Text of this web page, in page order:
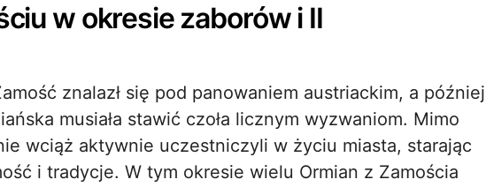
w okresie zaborów i II
znalazł się pod panowaniem austriackim, a później
musiała stawić czoła licznym wyzwaniom. Mimo
wciąż aktywnie uczestniczyli w życiu miasta, starając
i tradycje. W tym okresie wielu Ormian z Zamościa